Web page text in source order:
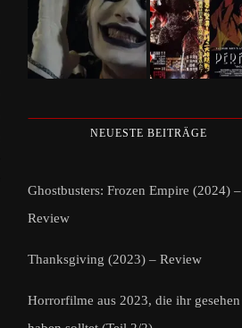
NEUESTE BEITRÄGE
Ghostbusters: Frozen Empire (2024) –
Review
Thanksgiving (2023) – Review
Horrorfilme aus 2023, die ihr gesehen